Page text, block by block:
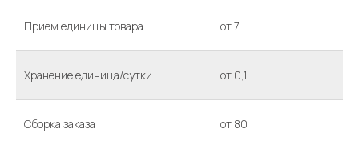
Прием единицы товара от 7
Хранение единица/сутки от 0,1
Сборка заказа от 80